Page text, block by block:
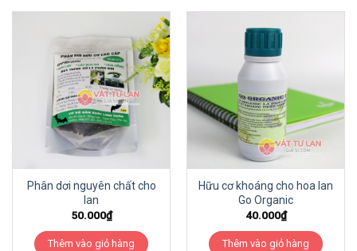
Phân dơi nguyên chất cho
lan
50.000₫
Thêm vào giỏ hàng
Hữu cơ khoáng cho hoa lan
Go Organic
40.000₫
Thêm vào giỏ hàng